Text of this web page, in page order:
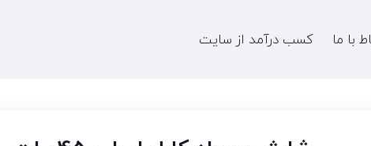
با ما کسب درآمد از سایت